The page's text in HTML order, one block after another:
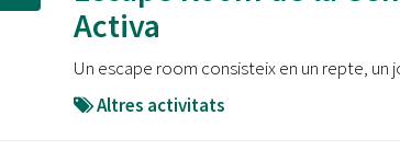
Oberta la convocatòria d'Ajuts per a l'autoocupació
jove 2026
Cerdanyola opta a més de 5 milions d'euros del Pla
Barris per transformar les Fontetes, Quatre Cantons i
Activa
Un escape room consisteix en un repte, un
Altres activitats